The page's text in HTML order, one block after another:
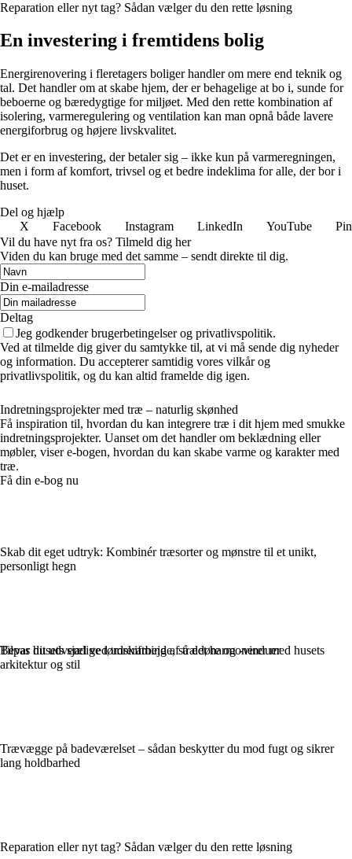
Reparation eller nyt tag? Sådan vælger du den rette løsning
En investering i fremtidens bolig
Energirenovering i fleretagers boliger handler om mere end teknik og
tal. Det handler om at skabe hjem, der er behagelige at bo i, sunde for
beboerne og bæredygtige for miljøet. Med den rette kombination af
isolering, varmeregulering og ventilation kan man opnå både lavere
energiforbrug og højere livskvalitet.
Det er en investering, der betaler sig – ikke kun på varmeregningen,
men i form af komfort, trivsel og et bedre indeklima for alle, der bor i
huset.
Del og hjælp
X
Facebook Instagram LinkedIn YouTube
Vil du have nyt fra os? Tilmeld dig her
Viden du kan bruge med det samme – sendt direkte til dig.
Din e-mailadresse
Deltag
Jeg godkender brugerbetingelser og privatlivspolitik.
Ved at tilmelde dig giver du samtykke til, at vi må sende dig nyheder
og information. Du accepterer samtidig vores vilkår og
privatlivspolitik, og du kan altid framelde dig igen.
Indretningsprojekter med træ – naturlig skønhed
Få inspiration til, hvordan du kan integrere træ i dit hjem med smukke
indretningsprojekter. Uanset om det handler om beklædning eller
møbler, viser e-bogen, hvordan du kan skabe varme og karakter med
træ.
Få din e-bog nu
Skab dit eget udtryk: Kombinér træsorter og mønstre til et unikt,
personligt hegn
Bevar husets sjæl ved udskiftning af trædøre og -vinduer
Trævægge på badeværelset – sådan beskytter du mod fugt og sikrer
lang holdbarhed
Reparation eller nyt tag? Sådan vælger du den rette løsning
Tilpas dit udvendige tømrerarbejde, så det harmonerer med husets
arkitektur og stil